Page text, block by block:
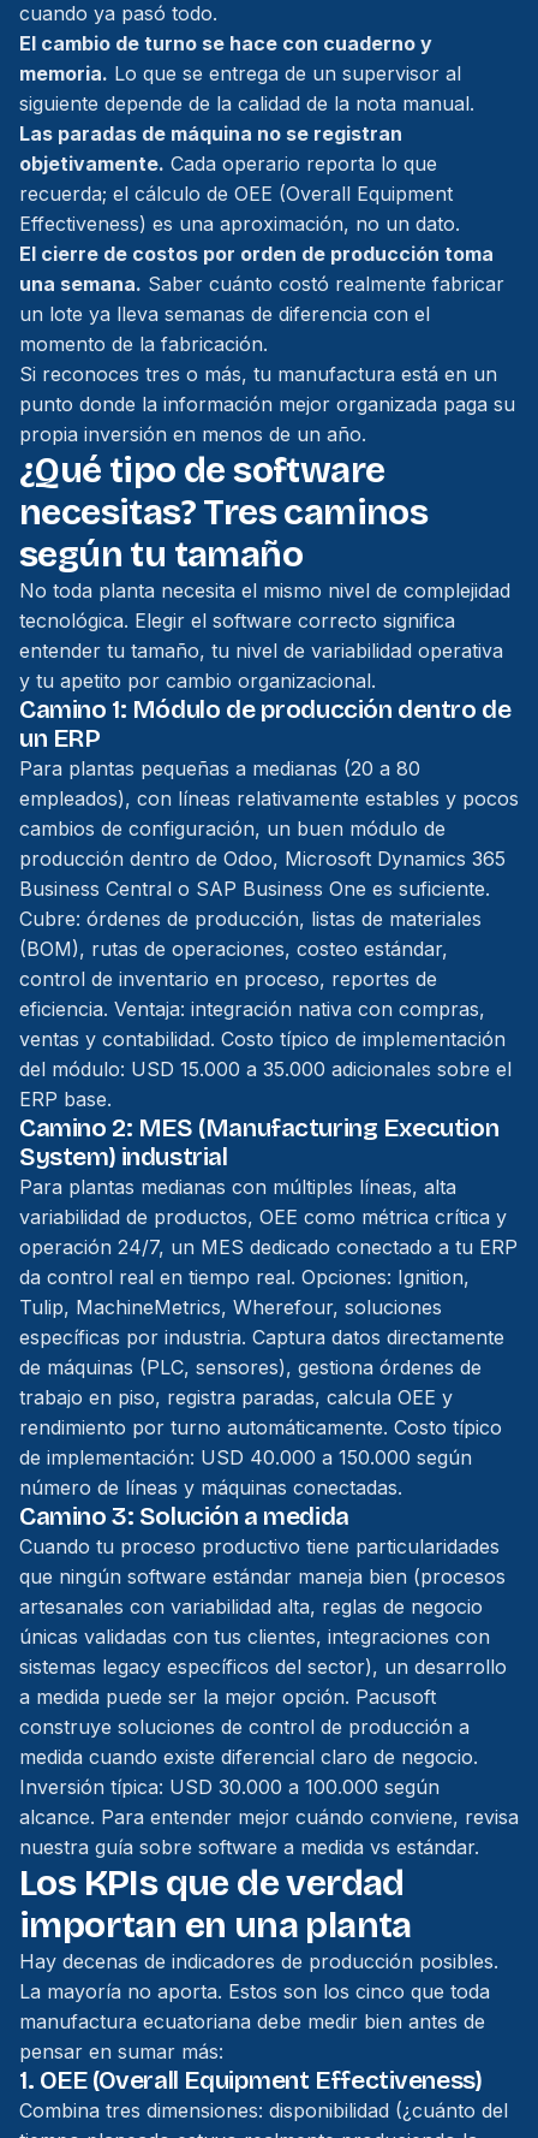
cuando ya pasó todo.
El cambio de turno se hace con cuaderno y
memoria. Lo que se entrega de un supervisor al
siguiente depende de la calidad de la nota manual.
Las paradas de máquina no se registran
objetivamente. Cada operario reporta lo que
recuerda; el cálculo de OEE (Overall Equipment
Effectiveness) es una aproximación, no un dato.
El cierre de costos por orden de producción toma
una semana. Saber cuánto costó realmente fabricar
un lote ya lleva semanas de diferencia con el
momento de la fabricación.
Si reconoces tres o más, tu manufactura está en un
punto donde la información mejor organizada paga su
propia inversión en menos de un año.
¿Qué tipo de software
necesitas? Tres caminos
según tu tamaño
No toda planta necesita el mismo nivel de complejidad
tecnológica. Elegir el software correcto significa
entender tu tamaño, tu nivel de variabilidad operativa
y tu apetito por cambio organizacional.
Camino 1: Módulo de producción dentro de
un ERP
Para plantas pequeñas a medianas (20 a 80
empleados), con líneas relativamente estables y pocos
cambios de configuración, un buen módulo de
producción dentro de Odoo, Microsoft Dynamics 365
Business Central o SAP Business One es suficiente.
Cubre: órdenes de producción, listas de materiales
(BOM), rutas de operaciones, costeo estándar,
control de inventario en proceso, reportes de
eficiencia. Ventaja: integración nativa con compras,
ventas y contabilidad. Costo típico de implementación
del módulo: USD 15.000 a 35.000 adicionales sobre el
ERP base.
Camino 2: MES (Manufacturing Execution
System) industrial
Para plantas medianas con múltiples líneas, alta
variabilidad de productos, OEE como métrica crítica y
operación 24/7, un MES dedicado conectado a tu ERP
da control real en tiempo real. Opciones: Ignition,
Tulip, MachineMetrics, Wherefour, soluciones
específicas por industria. Captura datos directamente
de máquinas (PLC, sensores), gestiona órdenes de
trabajo en piso, registra paradas, calcula OEE y
rendimiento por turno automáticamente. Costo típico
de implementación: USD 40.000 a 150.000 según
número de líneas y máquinas conectadas.
Camino 3: Solución a medida
Cuando tu proceso productivo tiene particularidades
que ningún software estándar maneja bien (procesos
artesanales con variabilidad alta, reglas de negocio
únicas validadas con tus clientes, integraciones con
sistemas legacy específicos del sector), un desarrollo
a medida puede ser la mejor opción. Pacusoft
construye soluciones de control de producción a
medida cuando existe diferencial claro de negocio.
Inversión típica: USD 30.000 a 100.000 según
alcance. Para entender mejor cuándo conviene, revisa
nuestra guía sobre software a medida vs estándar.
Los KPIs que de verdad
importan en una planta
Hay decenas de indicadores de producción posibles.
La mayoría no aporta. Estos son los cinco que toda
manufactura ecuatoriana debe medir bien antes de
pensar en sumar más:
1. OEE (Overall Equipment Effectiveness)
Combina tres dimensiones: disponibilidad (¿cuánto del